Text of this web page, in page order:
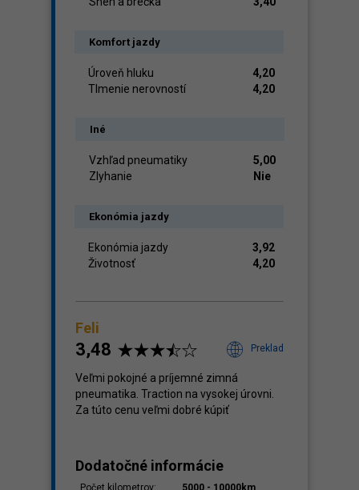
Komfort jazdy
Úroveň hluku
4,20
Tlmenie nerovností
4,20
Iné
Vzhľad pneumatiky
5,00
Zlyhanie
Nie
Ekonómia jazdy
Ekonómia jazdy
3,92
Životnosť
4,20
Feli
3,48 Preklad
Veľmi pokojné a príjemné zimná
pneumatika. Traction na vysokej úrovni.
Za túto cenu veľmi dobré kúpiť
Dodatočné informácie
Počet kilometrov: 5000 - 10000km